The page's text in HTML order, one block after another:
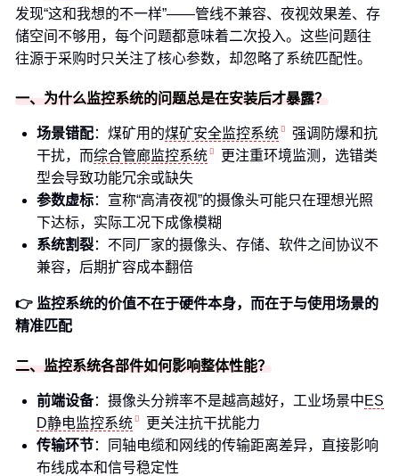
发现“这和我想的不一样”——管线不兼容、夜视效果差、存
储空间不够用，每个问题都意味着二次投入。这些问题往
往源于采购时只关注了核心参数，却忽略了系统匹配性。
一、为什么监控系统的问题总是在安装后才暴露？
场景错配：煤矿用的煤矿安全监控系统
强调防爆和抗
干扰，而综合管廊监控系统
更注重环境监测，选错类
型会导致功能冗余或缺失
参数虚标：宣称“高清夜视”的摄像头可能只在理想光照
下达标，实际工况下成像模糊
系统割裂：不同厂家的摄像头、存储、软件之间协议不
兼容，后期扩容成本翻倍
👉 监控系统的价值不在于硬件本身，而在于与使用场景的
精准匹配
二、监控系统各部件如何影响整体性能？
前端设备：摄像头分辨率不是越高越好，工业场景中ES
D静电监控系统
更关注抗干扰能力
传输环节：同轴电缆和网线的传输距离差异，直接影响
布线成本和信号稳定性